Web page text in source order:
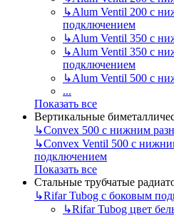
↳Alum Ventil 200 с
подключением
↳Alum Ventil 350 с
↳Alum Ventil 350 с
подключением
↳Alum Ventil 500 с
...
Показать все
Вертикальные
↳Convex 500 с нижним
↳Convex Ventil 500 с
подключением
Показать все
Стальные трубчатые
↳Rifar Tubog с боковым
↳Rifar Tubog цвет